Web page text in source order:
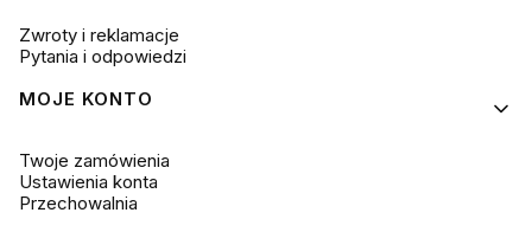
Zwroty i reklamacje
Pytania i odpowiedzi
MOJE KONTO
Twoje zamówienia
Ustawienia konta
Przechowalnia